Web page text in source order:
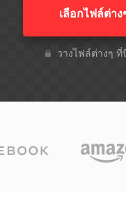
เลือกไฟล์ต่าง
วางไฟล์ต่างๆ​